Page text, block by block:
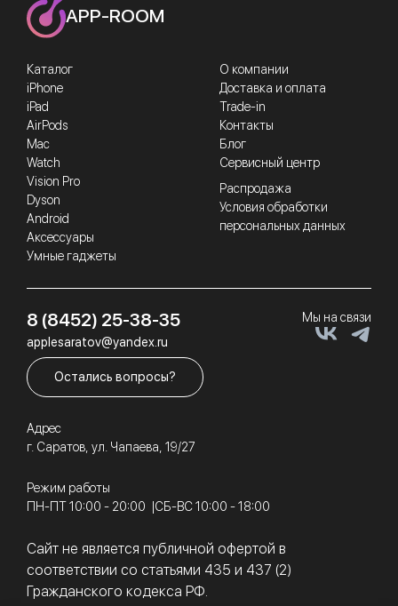
Каталог
iPhone
iPad
AirPods
Mac
Watch
Vision Pro
Dyson
Android
Аксессуары
Умные гаджеты
О компании
Доставка и оплата
Trade-in
Контакты
Блог
Сервисный центр
Распродажа
Условия обработки
персональных данных
APP-ROOM
8 (8452) 25-38-35
applesaratov@yandex.ru
Остались вопросы?
Адрес
г. Саратов, ул. Чапаева, 19/27
Режим работы
ПН-ПТ 10:00 - 20:00
СБ-ВС 10:00 - 18:00
Сайт не является публичной офертой в
соответствии со статьями 435 и 437 (2)
Гражданского кодекса РФ.
Мы на связи